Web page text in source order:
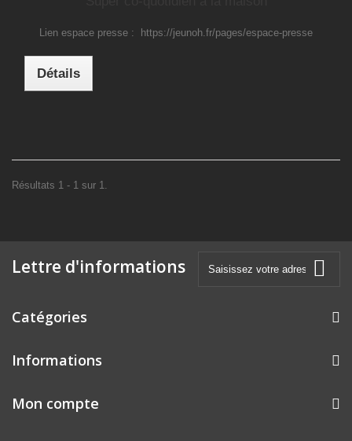
Lien espace presse : https://jeunoh.fr/pages/espace-presse
Détails
Résultats 1 - 1 sur 1.
Lettre d'informations
Catégories
Informations
Mon compte